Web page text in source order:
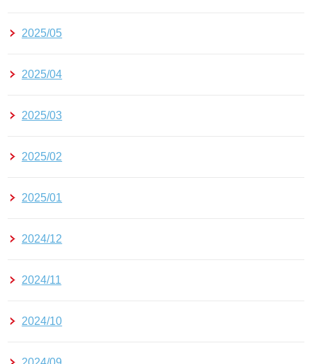
2025/05
2025/04
2025/03
2025/02
2025/01
2024/12
2024/11
2024/10